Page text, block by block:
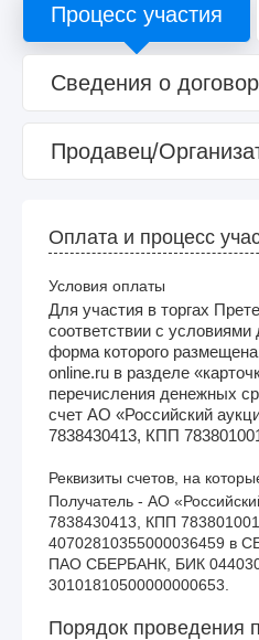
Процесс участия
Сведения о
Продавец/
Оплата и процесс
Условия оплаты
Для участия в торгах
соответствии с условиями
форма которого
online.ru в разделе
перечисления денежных
счет АО «Российский
7838430413, КПП
Реквизиты счетов, на
Получатель - АО
7838430413, КПП
40702810355000036459
ПАО СБЕРБАНК, БИК
30101810500000000653.
Порядок проведения